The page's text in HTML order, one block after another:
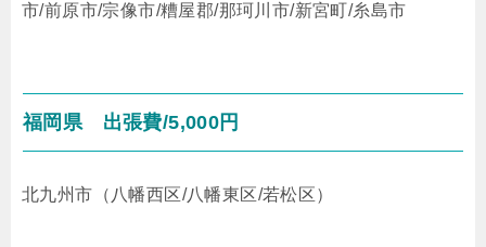
市/前原市/宗像市/糟屋郡/那珂川市/新宮町/糸島市
福岡県 出張費/5,000円
北九州市（八幡西区/八幡東区/若松区）